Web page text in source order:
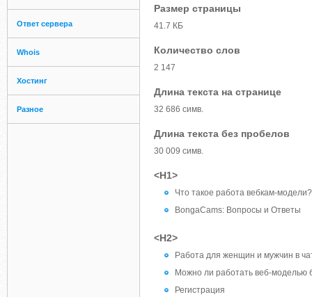
Ответ сервера
Whois
Хостинг
Разное
Размер страницы
41.7 КБ
Количество слов
2 147
Длина текста на странице
32 686 симв.
Длина текста без пробелов
30 009 симв.
<H1>
Что такое работа вебкам-модели?
BongaCams: Вопросы и Ответы
<H2>
Работа для женщин и мужчин в
Можно ли работать веб-моделью
Регистрация